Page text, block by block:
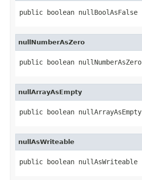
public boolean nullBoolAsFalse
nullNumberAsZero
public boolean nullNumberAsZero
nullArrayAsEmpty
public boolean nullArrayAsEmpty
nullAsWriteable
public boolean nullAsWriteable